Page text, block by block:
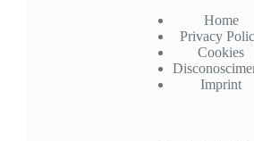
Home
Privacy
Cookies
Imprint